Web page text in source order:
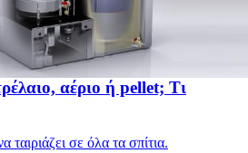
αέριο ή pellet; Τι
σε όλα τα σπίτια.